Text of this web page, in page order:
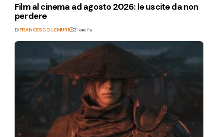
Film al cinema ad agosto 2026: le uscite da non
perdere
DiFRANCESCO LEMURI 21 ore fa